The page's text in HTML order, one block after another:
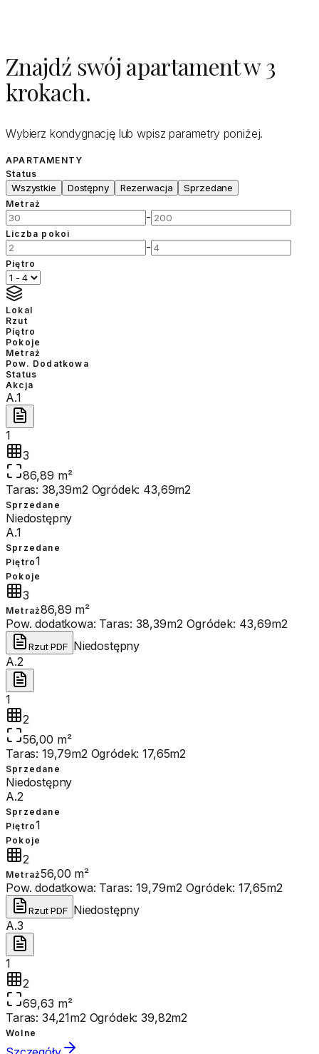
Znajdź swój apartament w 3
krokach.
Wybierz kondygnację lub wpisz parametry poniżej.
APARTAMENTY
Status
Wszystkie Dostępny Rezerwacja Sprzedane
Metraż
-
Liczba pokoi
-
Piętro
Lokal
Rzut
Piętro
Pokoje
Metraż
Pow. Dodatkowa
Status
Akcja
A.1
1
3
86,89 m²
Taras: 38,39m2 Ogródek: 43,69m2
Sprzedane
Niedostępny
A.1
Sprzedane
Piętro1
Pokoje
3
Metraż86,89 m²
Pow. dodatkowa: Taras: 38,39m2 Ogródek: 43,69m2
Rzut PDF Niedostępny
A.2
1
2
56,00 m²
Taras: 19,79m2 Ogródek: 17,65m2
Sprzedane
Niedostępny
A.2
Sprzedane
Piętro1
Pokoje
2
Metraż56,00 m²
Pow. dodatkowa: Taras: 19,79m2 Ogródek: 17,65m2
Rzut PDF Niedostępny
A.3
1
2
69,63 m²
Taras: 34,21m2 Ogródek: 39,82m2
Wolne